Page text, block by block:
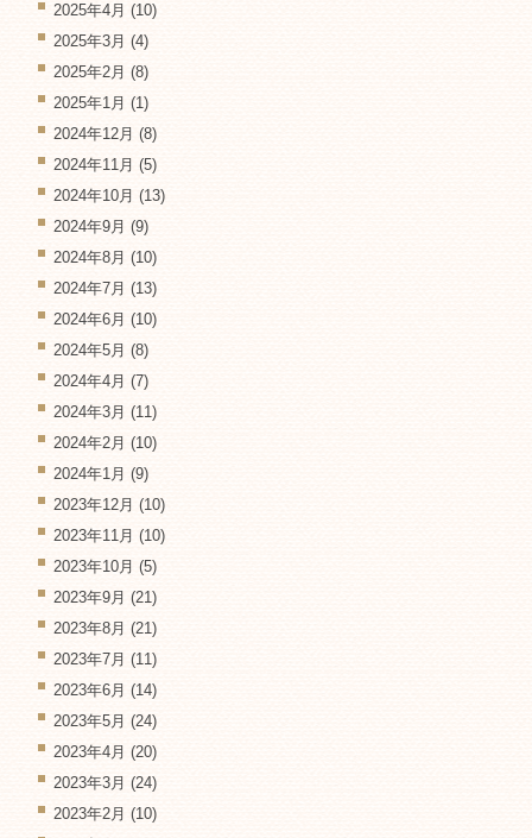
2025年4月 (10)
2025年3月 (4)
2025年2月 (8)
2025年1月 (1)
2024年12月 (8)
2024年11月 (5)
2024年10月 (13)
2024年9月 (9)
2024年8月 (10)
2024年7月 (13)
2024年6月 (10)
2024年5月 (8)
2024年4月 (7)
2024年3月 (11)
2024年2月 (10)
2024年1月 (9)
2023年12月 (10)
2023年11月 (10)
2023年10月 (5)
2023年9月 (21)
2023年8月 (21)
2023年7月 (11)
2023年6月 (14)
2023年5月 (24)
2023年4月 (20)
2023年3月 (24)
2023年2月 (10)